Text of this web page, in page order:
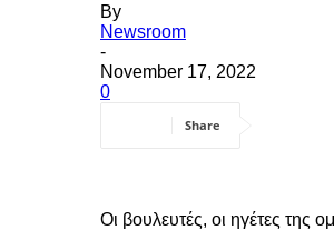
By
Newsroom
-
November 17, 2022
0
Share
Οι βουλευτές, οι ηγέτες της